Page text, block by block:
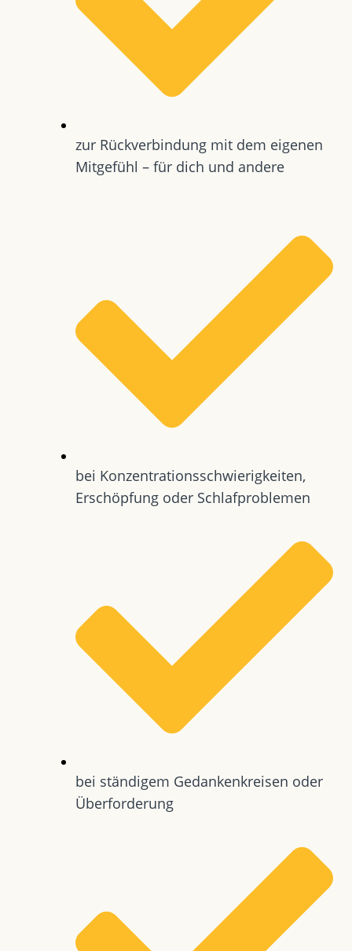
zur Rückverbindung mit dem eigenen
Mitgefühl – für dich und andere
bei Konzentrationsschwierigkeiten,
Erschöpfung oder Schlafproblemen
bei ständigem Gedankenkreisen oder
Überforderung